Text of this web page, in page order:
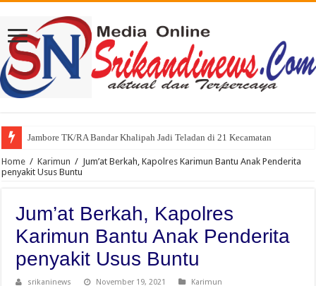
Jambore TK/RA Bandar Khalipah Jadi Teladan di 21 Kecamatan
Home / Karimun / Jum’at Berkah, Kapolres Karimun Bantu Anak Penderita
penyakit Usus Buntu
Jum’at Berkah, Kapolres
Karimun Bantu Anak Penderita
penyakit Usus Buntu
srikaninews November 19, 2021
Karimun